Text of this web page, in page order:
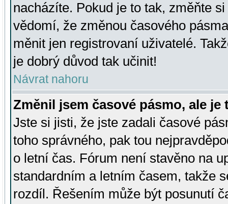
nacházíte. Pokud je to tak, změňte
vědomí, že změnou časového
měnit jen registrovaní uživatelé.
je dobrý důvod tak učinit!
Návrat nahoru
Změnil jsem časové pásmo, ale je
Jste si jisti, že jste zadali časové
toho správného, pak tou
o letní čas. Fórum není stavěno na
standardním a letním časem, takže
rozdíl. Řešením může být posunutí